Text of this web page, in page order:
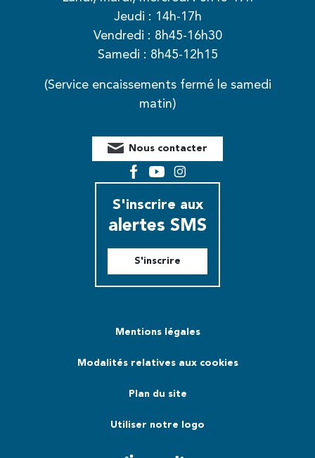
Jeudi : 14h-17h
Vendredi : 8h45-16h30
Samedi : 8h45-12h15
(Service encaissements fermé le samedi
matin)
Nous contacter
FacebookYouTubeInstagram
S'inscrire aux
alertes SMS
S'inscrire
Mentions légales
Modalités relatives aux cookies
Plan du site
Utiliser notre logo